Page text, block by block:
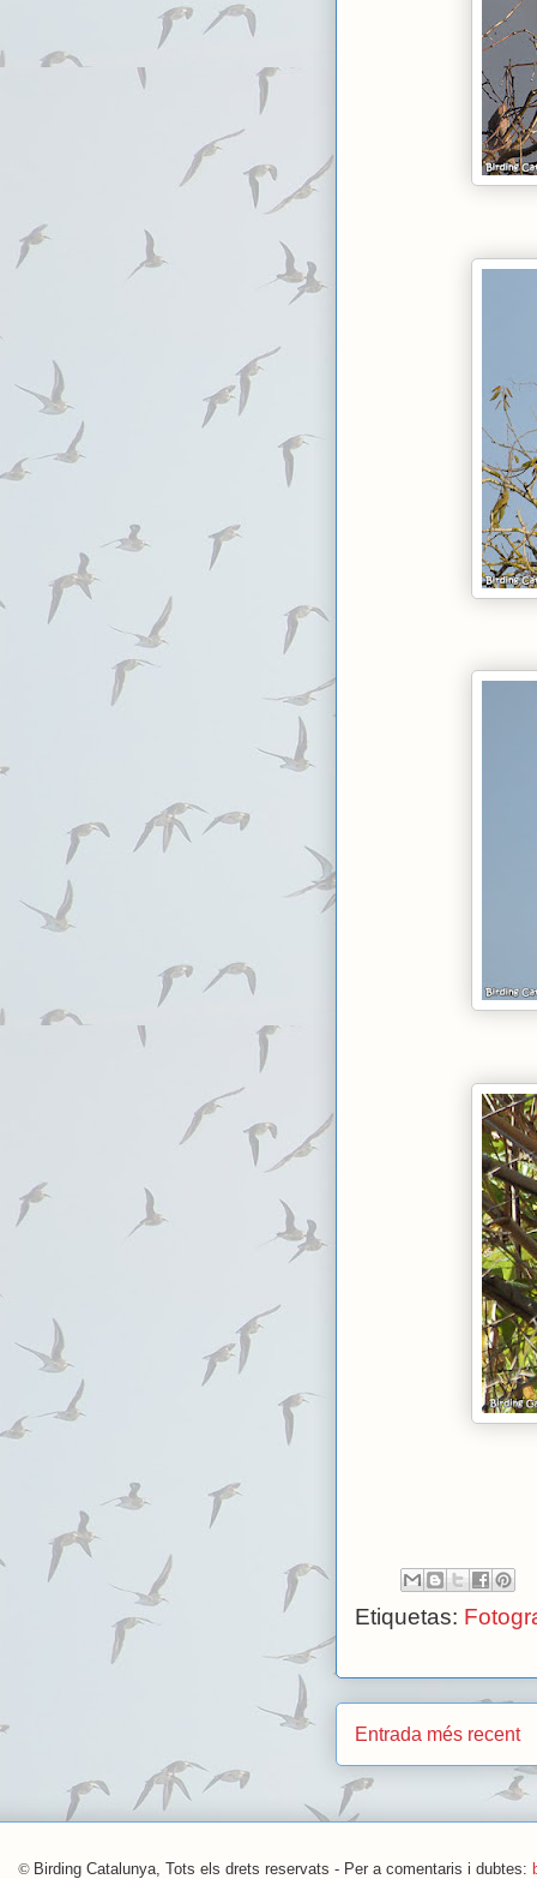
Etiquetas:
Entrada més recent
© Birding Catalunya, Tots els drets reservats - Per a comentaris i dubtes: